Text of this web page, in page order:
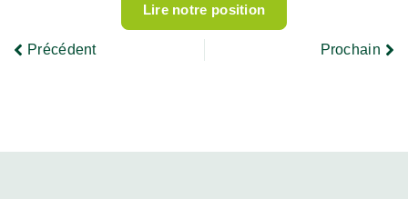
Lire notre position
Précédent Prochain